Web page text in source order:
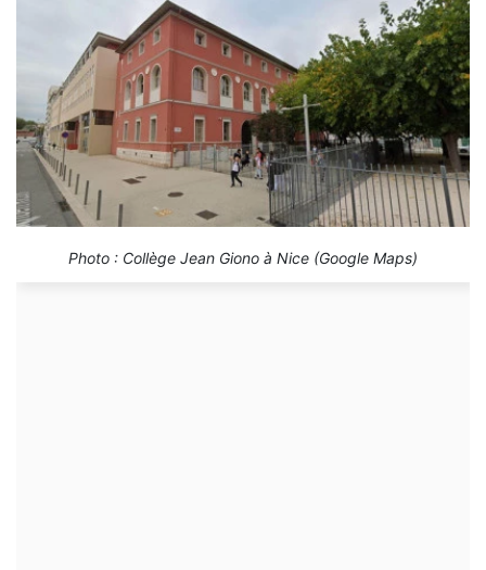
Photo : Collège Jean Giono à Nice (Google Maps)